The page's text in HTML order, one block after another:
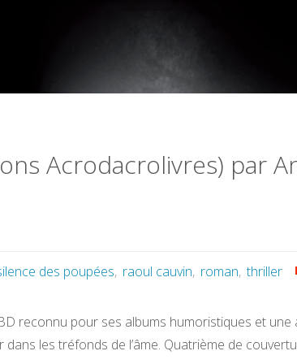
Acrodacrolivres) par
des poupées, raoul cauvin, roman, thriller
reconnu pour ses albums humoristiques et
les tréfonds de l’âme. Quatrième de